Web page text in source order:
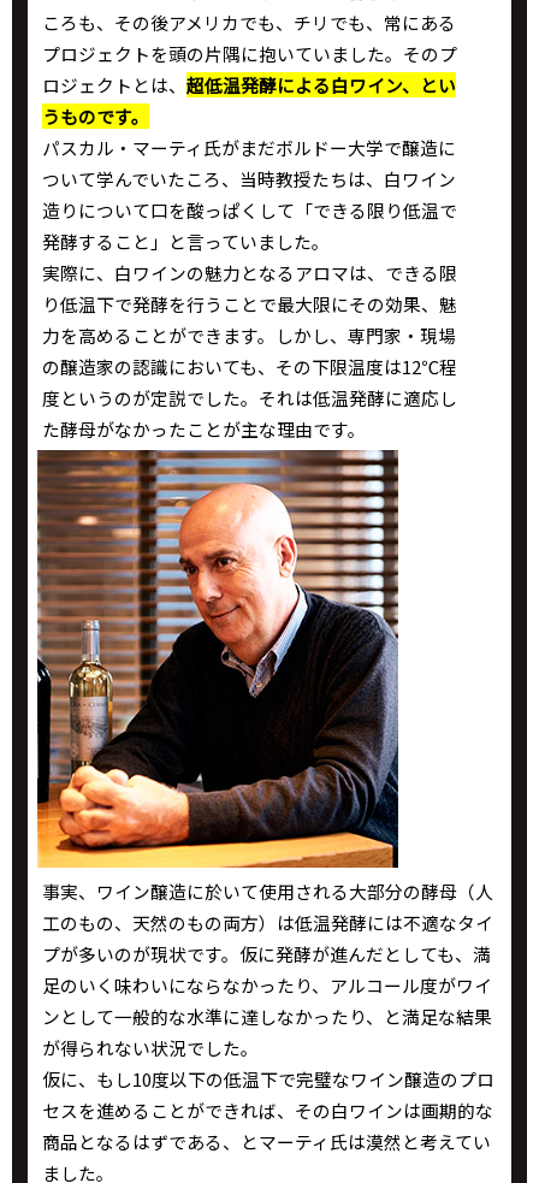
ころも、その後アメリカでも、チリでも、常にある
プロジェクトを頭の片隅に抱いていました。そのプ
ロジェクトとは、超低温発酵による白ワイン、とい
うものです。
パスカル・マーティ氏がまだボルドー大学で醸造に
ついて学んでいたころ、当時教授たちは、白ワイン
造りについて口を酸っぱくして「できる限り低温で
発酵すること」と言っていました。
実際に、白ワインの魅力となるアロマは、できる限
り低温下で発酵を行うことで最大限にその効果、魅
力を高めることができます。しかし、専門家・現場
の醸造家の認識においても、その下限温度は12℃程
度というのが定説でした。それは低温発酵に適応し
た酵母がなかったことが主な理由です。
事実、ワイン醸造に於いて使用される大部分の酵母（人
工のもの、天然のもの両方）は低温発酵には不適なタイ
プが多いのが現状です。仮に発酵が進んだとしても、満
足のいく味わいにならなかったり、アルコール度がワイ
ンとして一般的な水準に達しなかったり、と満足な結果
が得られない状況でした。
仮に、もし10度以下の低温下で完璧なワイン醸造のプロ
セスを進めることができれば、その白ワインは画期的な
商品となるはずである、とマーティ氏は漠然と考えてい
ました。